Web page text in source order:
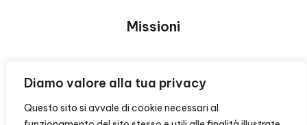
Diamo valore alla tua privacy
Questo sito si avvale di cookie necessari al
Missioni
Area Beneficiari
Privacy e Informative